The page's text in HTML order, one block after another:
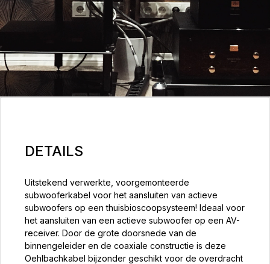
DETAILS
Uitstekend verwerkte, voorgemonteerde
subwooferkabel voor het aansluiten van actieve
subwoofers op een thuisbioscoopsysteem! Ideaal voor
het aansluiten van een actieve subwoofer op een AV-
receiver. Door de grote doorsnede van de
binnengeleider en de coaxiale constructie is deze
Oehlbachkabel bijzonder geschikt voor de overdracht